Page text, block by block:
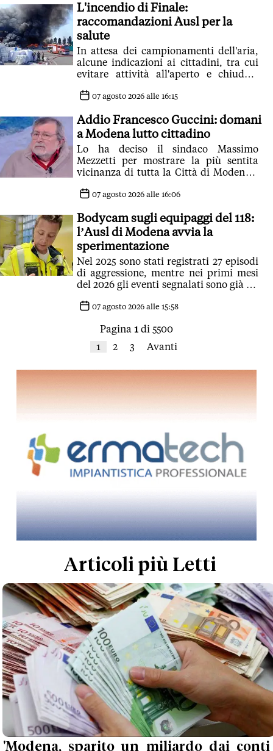
L'incendio di Finale:
raccomandazioni Ausl per la
salute
In attesa dei campionamenti dell'aria,
alcune indicazioni ai cittadini, tra cui
evitare attività all'aperto e chiudere
07 agosto 2026 alle 16:15
Addio Francesco Guccini: domani
a Modena lutto cittadino
Lo ha deciso il sindaco Massimo
Mezzetti per mostrare la più sentita
vicinanza di tutta la Città di Modena e
familiari
07 agosto 2026 alle 16:06
Bodycam sugli equipaggi del 118:
l’Ausl di Modena avvia la
sperimentazione
Nel 2025 sono stati registrati 27 episodi
di aggressione, mentre nei primi mesi
del 2026 gli eventi segnalati sono già 19,
07 agosto 2026 alle 15:58
Pagina 1 di 5500
1
2 3 Avanti
Articoli più Letti
'Modena, sparito un miliardo dai conti